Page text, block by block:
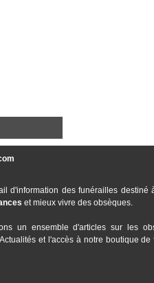
d'information des funérailles destiné
et mieux vivre des obsèques.
un ensemble d'articles sur les
et l'accès à notre boutique